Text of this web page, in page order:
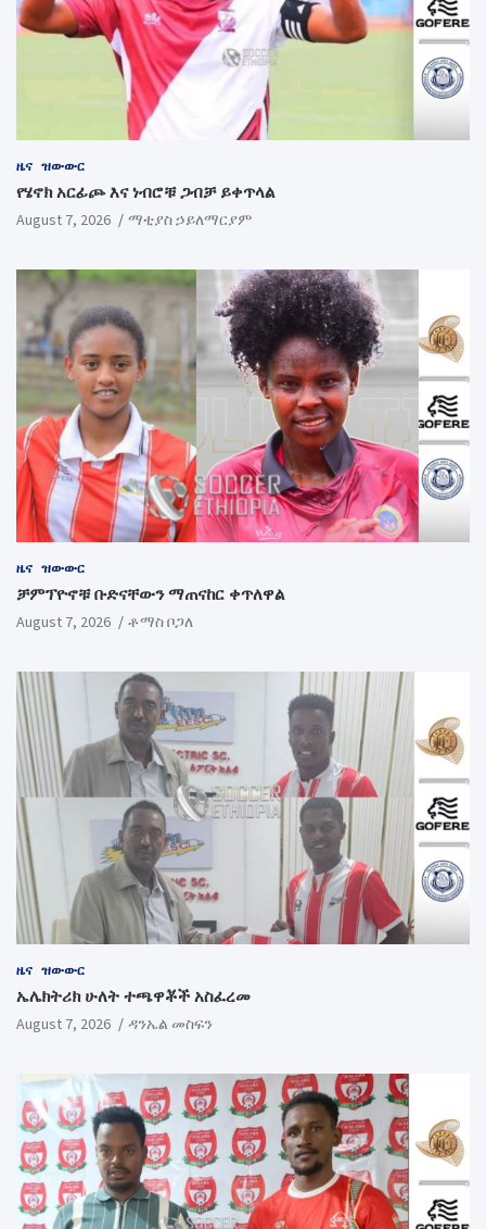
ዜና ዝውውር
የሄኖክ አርፊጮ እና ነብሮቹ ጋብቻ ይቀጥላል
August 7, 2026 ማቲያስ ኃይለማርያም
ዜና ዝውውር
ቻምፕዮኖቹ ቡድናቸውን ማጠናከር ቀጥለዋል
August 7, 2026 ቶማስ ቦጋለ
ዜና ዝውውር
ኤሌክትሪክ ሁለት ተጫዋቾች አስፈረመ
August 7, 2026 ዳንኤል መስፍን